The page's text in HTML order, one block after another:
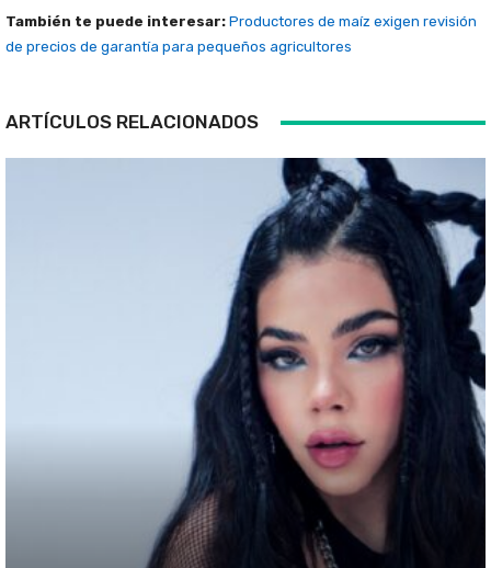
También te puede interesar: Productores de maíz exigen revisión
de precios de garantía para pequeños agricultores
ARTÍCULOS RELACIONADOS